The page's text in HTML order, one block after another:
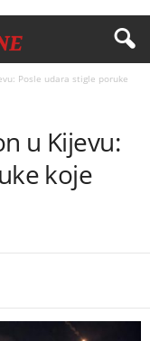
Posle udara stigle poruke
u Kijevu:
koje